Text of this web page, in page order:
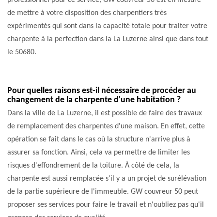
de mettre à votre disposition des charpentiers très
expérimentés qui sont dans la capacité totale pour traiter votre
charpente à la perfection dans la La Luzerne ainsi que dans tout
le 50680.
Pour quelles raisons est-il nécessaire de procéder au
changement de la charpente d'une habitation ?
Dans la ville de La Luzerne, il est possible de faire des travaux
de remplacement des charpentes d'une maison. En effet, cette
opération se fait dans le cas où la structure n'arrive plus à
assurer sa fonction. Ainsi, cela va permettre de limiter les
risques d'effondrement de la toiture. À côté de cela, la
charpente est aussi remplacée s'il y a un projet de surélévation
de la partie supérieure de l'immeuble. GW couvreur 50 peut
proposer ses services pour faire le travail et n'oubliez pas qu'il